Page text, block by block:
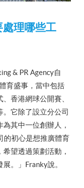
理哪些工
& PR Agency自
育盛事，當中包括
香港網球公開賽、
它除了設立分公司
其中一位創辦人，
的初心是想推廣體育
望透過策劃活動，
。」Franky說。